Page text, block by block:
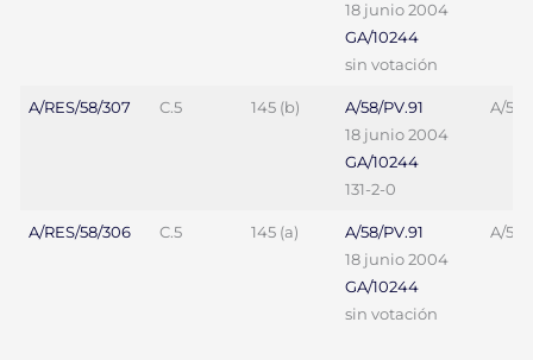
18 junio 2004
GA/10244
sin votación
A/RES/58/307 C.5 145 (b)
A/58/PV.91
18 junio 2004
GA/10244
131-2-0
A/58/
A/RES/58/306 C.5 145 (a)
A/58/PV.91
18 junio 2004
GA/10244
sin votación
A/58/